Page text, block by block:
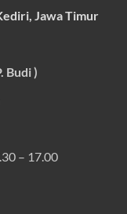
Jawa Timur
Budi )
– 17.00